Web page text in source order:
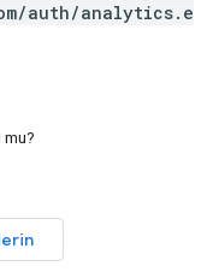
auth/analytics.e
mu?